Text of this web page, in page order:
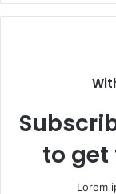
to get
Lorem